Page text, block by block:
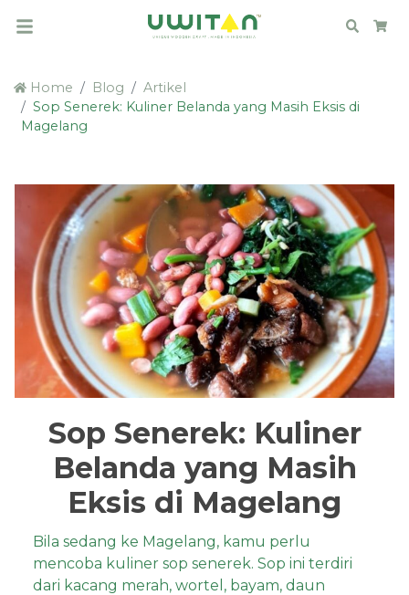
Search
Home Blog
Artikel
Sop Senerek: Kuliner Belanda yang Masih Eksis di
Magelang
Sop Senerek: Kuliner
Belanda yang Masih
Eksis di Magelang
Bila sedang ke Magelang, kamu perlu
mencoba kuliner sop senerek. Sop ini terdiri
dari kacang merah, wortel, bayam, daun